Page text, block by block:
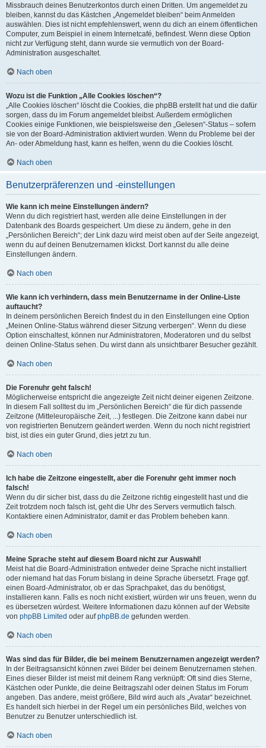
Missbrauch deines Benutzerkontos durch einen Dritten. Um angemeldet zu
bleiben, kannst du das Kästchen „Angemeldet bleiben“ beim Anmelden
auswählen. Dies ist nicht empfehlenswert, wenn du dich an einem öffentlichen
Computer, zum Beispiel in einem Internetcafé, befindest. Wenn diese Option
nicht zur Verfügung steht, dann wurde sie vermutlich von der Board-
Administration ausgeschaltet.
Nach oben
Wozu ist die Funktion „Alle Cookies löschen“?
„Alle Cookies löschen“ löscht die Cookies, die phpBB erstellt hat und die dafür
sorgen, dass du im Forum angemeldet bleibst. Außerdem ermöglichen
Cookies einige Funktionen, wie beispielsweise den „Gelesen“-Status – sofern
sie von der Board-Administration aktiviert wurden. Wenn du Probleme bei der
An- oder Abmeldung hast, kann es helfen, wenn du die Cookies löscht.
Nach oben
Benutzerpräferenzen und -einstellungen
Wie kann ich meine Einstellungen ändern?
Wenn du dich registriert hast, werden alle deine Einstellungen in der
Datenbank des Boards gespeichert. Um diese zu ändern, gehe in den
„Persönlichen Bereich“; der Link dazu wird meist oben auf der Seite angezeigt,
wenn du auf deinen Benutzernamen klickst. Dort kannst du alle deine
Einstellungen ändern.
Nach oben
Wie kann ich verhindern, dass mein Benutzername in der Online-Liste
auftaucht?
In deinem persönlichen Bereich findest du in den Einstellungen eine Option
„Meinen Online-Status während dieser Sitzung verbergen“. Wenn du diese
Option einschaltest, können nur Administratoren, Moderatoren und du selbst
deinen Online-Status sehen. Du wirst dann als unsichtbarer Besucher gezählt.
Nach oben
Die Forenuhr geht falsch!
Möglicherweise entspricht die angezeigte Zeit nicht deiner eigenen Zeitzone.
In diesem Fall solltest du im „Persönlichen Bereich“ die für dich passende
Zeitzone (Mitteleuropäische Zeit, ...) festlegen. Die Zeitzone kann dabei nur
von registrierten Benutzern geändert werden. Wenn du noch nicht registriert
bist, ist dies ein guter Grund, dies jetzt zu tun.
Nach oben
Ich habe die Zeitzone eingestellt, aber die Forenuhr geht immer noch
falsch!
Wenn du dir sicher bist, dass du die Zeitzone richtig eingestellt hast und die
Zeit trotzdem noch falsch ist, geht die Uhr des Servers vermutlich falsch.
Kontaktiere einen Administrator, damit er das Problem beheben kann.
Nach oben
Meine Sprache steht auf diesem Board nicht zur Auswahl!
Meist hat die Board-Administration entweder deine Sprache nicht installiert
oder niemand hat das Forum bislang in deine Sprache übersetzt. Frage ggf.
einen Board-Administrator, ob er das Sprachpaket, das du benötigst,
installieren kann. Falls es noch nicht existiert, würden wir uns freuen, wenn du
es übersetzen würdest. Weitere Informationen dazu können auf der Website
von phpBB Limited oder aufphpBB.de gefunden werden.
Nach oben
Was sind das für Bilder, die bei meinem Benutzernamen angezeigt werden?
In der Beitragsansicht können zwei Bilder bei deinem Benutzernamen stehen.
Eines dieser Bilder ist meist mit deinem Rang verknüpft: Oft sind dies Sterne,
Kästchen oder Punkte, die deine Beitragszahl oder deinen Status im Forum
angeben. Das andere, meist größere, Bild wird auch als „Avatar“ bezeichnet.
Es handelt sich hierbei in der Regel um ein persönliches Bild, welches von
Benutzer zu Benutzer unterschiedlich ist.
Nach oben